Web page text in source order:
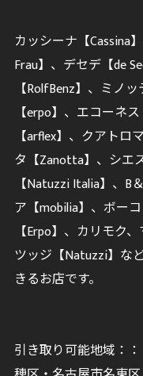
カッシーナ【Cassina
Frau】、デセデ【de
【RolfBenz】、ミノ
【erpo】、エコーネ
【arflex】、クアト
タ【Zanotta】、シエ
【Natuzzi Italia】、B
ア【mobilia】、ボー
【Erpo】、カリモク
ツッジ【Natuzzi】な
きるお店です。
引き取り可能地域